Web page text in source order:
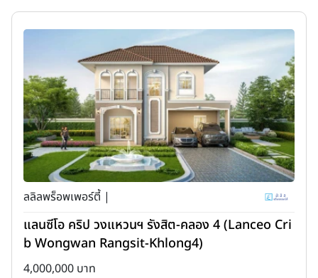
ลลิลพร็อพเพอร์ตี้ |
แลนซีโอ คริป วงแหวนฯ รังสิต-คลอง 4 (Lanceo Cri
b Wongwan Rangsit-Khlong4)
4,000,000 บาท